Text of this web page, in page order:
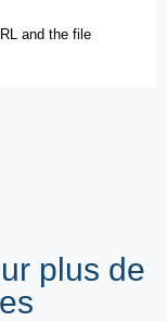
plus de